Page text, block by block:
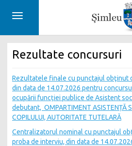
Toggle
Rezultate concursuri
Rezultatele finale cu punctajul obţinut
din data de 14.07.2026 pentru
ocupării funcției publice de Asistent
debutant, OMPARTIMENT ASISTENȚĂ
COPILULUI, AUTORITATE TUTELARĂ
Centralizatorul nominal cu punctajul
proba de interviu, din data de